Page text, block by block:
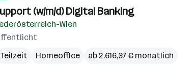
(w/m/d) Digital Banking
Wien
Teilzeit Homeoffice ab 2.616,37 € monatlich